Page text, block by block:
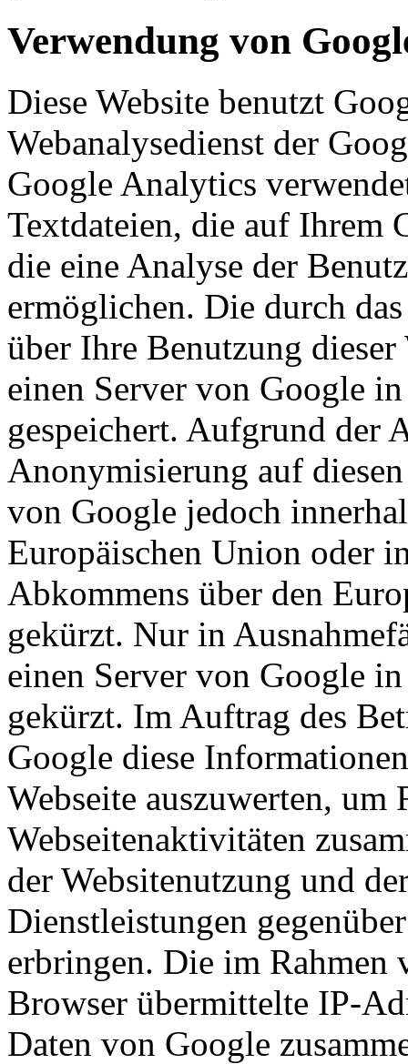
Verwendung von
Diese Website benutzt
Webanalysedienst der
Google Analytics
Textdateien, die auf Ihrem
die eine Analyse der
ermöglichen. Die durch
über Ihre Benutzung
einen Server von Google
gespeichert. Aufgrund der
Anonymisierung auf
von Google jedoch
Europäischen Union oder
Abkommens über den
gekürzt. Nur in
einen Server von Google
gekürzt. Im Auftrag des
Google diese
Webseite auszuwerten, um
Webseitenaktivitäten
der Websitenutzung und
Dienstleistungen
erbringen. Die im
Browser übermittelte IP-
Daten von Google